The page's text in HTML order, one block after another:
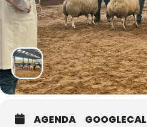
AGENDA GOOGLECAL